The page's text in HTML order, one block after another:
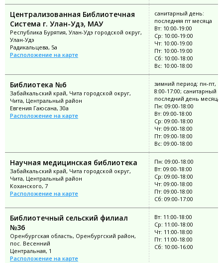
Централизованная Библиотечная
Система г. Улан-Удэ, МАУ
Республика Бурятия, Улан-Удэ городской округ,
Улан-Удэ
Радикальцева, 5а
Расположение на карте
санитарный день:
последняя пт месяца
Вт: 10:00-19:00
Ср: 10:00-19:00
Чт: 10:00-19:00
Пт: 10:00-19:00
Сб: 10:00-18:00
Вс: 10:00-18:00
Библиотека №6
Забайкальский край, Чита городской округ,
Чита, Центральный район
Евгения Гаюсана, 30а
Расположение на карте
зимний период: пн-пт, вс
8:00-17:00; санитарный
последний день месяца
Пн: 09:00-18:00
Вт: 09:00-18:00
Ср: 09:00-18:00
Чт: 09:00-18:00
Пт: 09:00-18:00
Вс: 09:00-18:00
Научная медицинская библиотека
Забайкальский край, Чита городской округ,
Чита, Центральный район
Коханского, 7
Расположение на карте
Пн: 09:00-18:00
Вт: 09:00-18:00
Ср: 09:00-18:00
Чт: 09:00-18:00
Пт: 09:00-18:00
Сб: 09:00-17:00
Библиотечный сельский филиал
№36
Оренбургская область, Оренбургский район,
пос. Весенний
Центральная, 1
Расположение на карте
Вт: 11:00-18:00
Ср: 11:00-18:00
Чт: 11:00-18:00
Пт: 11:00-18:00
Сб: 10:00-16:00